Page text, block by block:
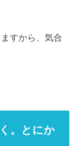
すから、気合
。とにか